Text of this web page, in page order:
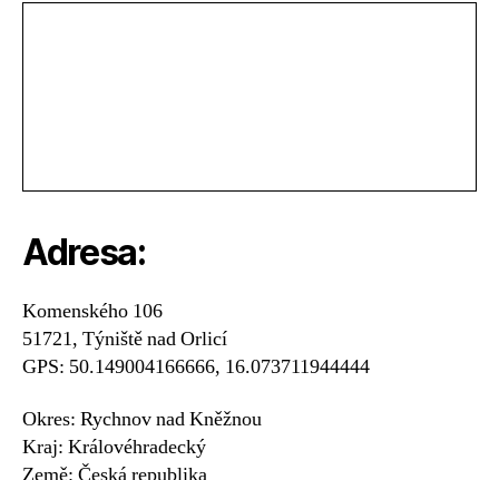
Adresa:
Komenského 106
51721, Týniště nad Orlicí
GPS: 50.149004166666, 16.073711944444
Okres: Rychnov nad Kněžnou
Kraj: Královéhradecký